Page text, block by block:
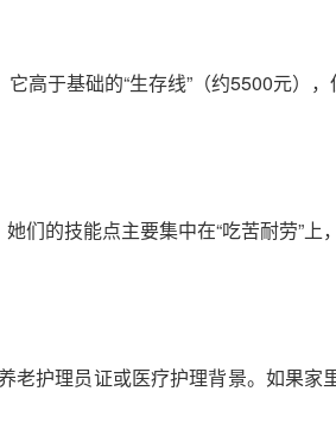
高于基础的“生存线”（约5500元），
们的技能点主要集中在“吃苦耐劳”
护理员证或医疗护理背景。如果